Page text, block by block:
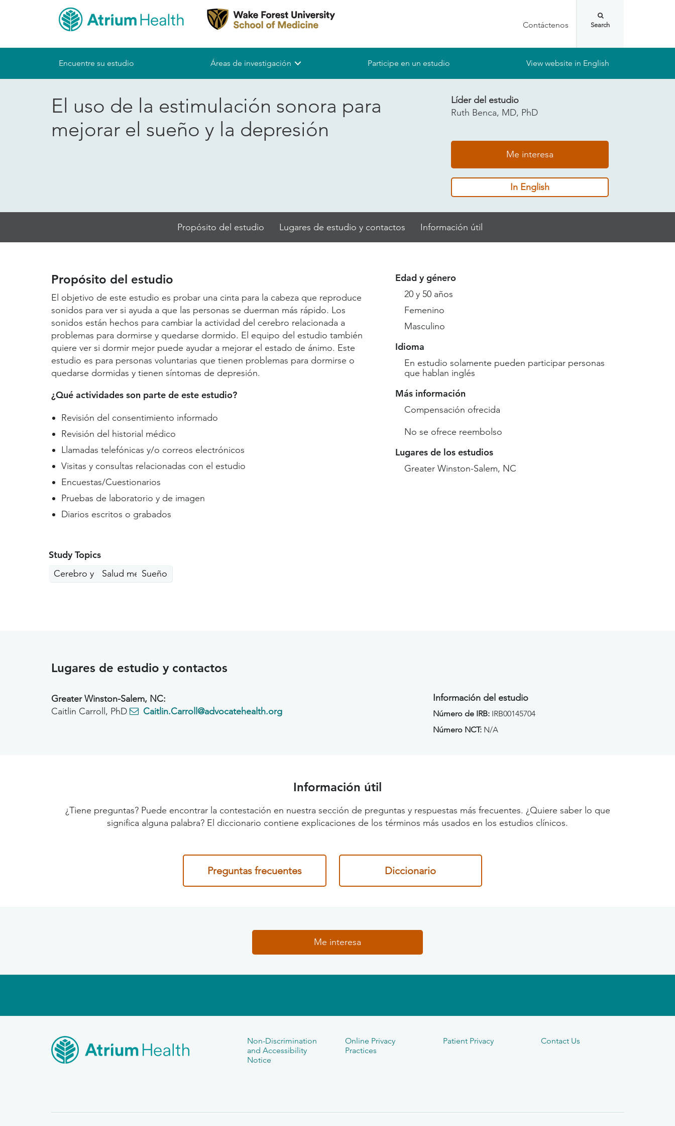
Contáctenos
Encuentre su estudio Áreas de investigación Participe en un estudio View website in English
El uso de la estimulación sonora para
mejorar el sueño y la depresión
Líder del estudio
Ruth Benca, MD, PhD
Me interesa
In English
Links
Propósito del estudio Lugares de estudio y contactos Información útil
Propósito del estudio
El objetivo de este estudio es probar una cinta para la cabeza que reproduce
sonidos para ver si ayuda a que las personas se duerman más rápido. Los
sonidos están hechos para cambiar la actividad del cerebro relacionada a
problemas para dormirse y quedarse dormido. El equipo del estudio también
quiere ver si dormir mejor puede ayudar a mejorar el estado de ánimo. Este
estudio es para personas voluntarias que tienen problemas para dormirse o
quedarse dormidas y tienen síntomas de depresión.
¿Qué actividades son parte de este estudio?
Revisión del consentimiento informado
Revisión del historial médico
Llamadas telefónicas y/o correos electrónicos
Visitas y consultas relacionadas con el estudio
Encuestas/Cuestionarios
Pruebas de laboratorio y de imagen
Diarios escritos o grabados
Edad y género
20 y 50 años
Femenino
Masculino
Idioma
En estudio solamente pueden participar personas
que hablan inglés
Más información
Compensación ofrecida
No se ofrece reembolso
Lugares de los estudios
Greater Winston-Salem, NC
Study Topics
Cerebro y Memoria
Salud mentalSueño
Lugares de estudio y contactos
Greater Winston-Salem, NC:
Caitlin Carroll, PhD
Caitlin.Carroll@advocatehealth.org
Información del estudio
Número de IRB: IRB00145704
Número NCT: N/A
Información útil
¿Tiene preguntas? Puede encontrar la contestación en nuestra sección de preguntas y respuestas más frecuentes. ¿Quiere saber lo que
significa alguna palabra? El diccionario contiene explicaciones de los términos más usados en los estudios clínicos.
Preguntas frecuentes Diccionario
Me interesa
Non-Discrimination
and Accessibility
Notice
Online Privacy
Practices
Patient Privacy Contact Us